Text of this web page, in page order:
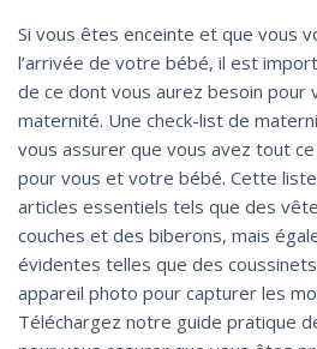
Si vous êtes enceinte et que vous
l’arrivée de votre bébé, il est
de ce dont vous aurez besoin pour
maternité. Une check-list de
vous assurer que vous avez tout
pour vous et votre bébé. Cette
articles essentiels tels que des
couches et des biberons, mais
évidentes telles que des
appareil photo pour capturer les
Téléchargez notre guide pratique